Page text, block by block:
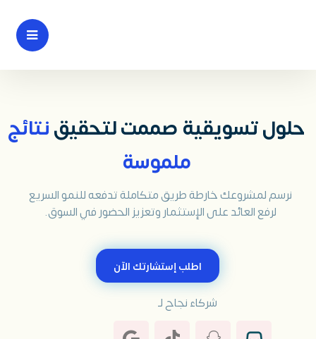
حلول تسويقية صممت لتحقيقنتائج
ملموسة
نرسم لمشروعك خارطة طريق متكاملة تدفعه للنمو السريع
لرفع العائد على الإستثمار وتعزيز الحضور في السوق.
اطلب إستشارتك الآن
شركاء نجاح لـ